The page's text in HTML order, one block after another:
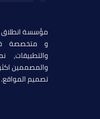
مؤسسة
و متخصصة
والتطبيقات,
والمصممين
تصميم المواقع.